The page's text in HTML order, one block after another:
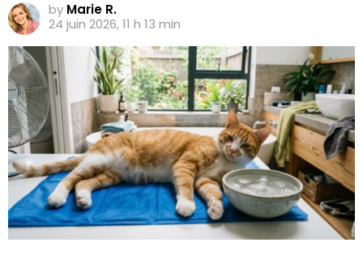
by Marie R.
24 juin 2026, 11 h 13 min